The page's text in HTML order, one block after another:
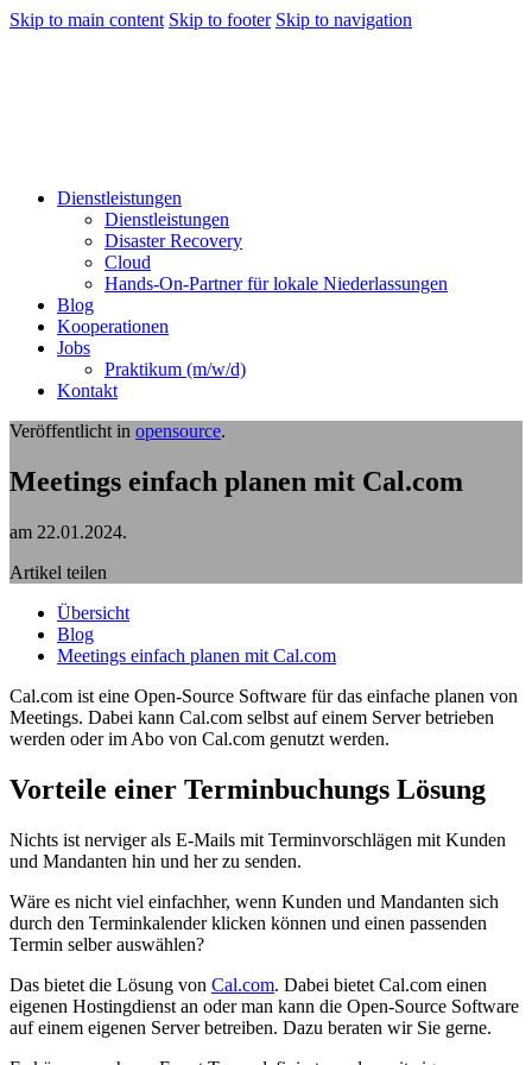
Skip to main content Skip to footer Skip to navigation
Dienstleistungen
Dienstleistungen
Disaster Recovery
Cloud
Hands-On-Partner für lokale Niederlassungen
Blog
Kooperationen
Jobs
Praktikum (m/w/d)
Kontakt
Veröffentlicht in opensource.
Meetings einfach planen mit Cal.com
am 22.01.2024.
Artikel teilen
Übersicht
Blog
Meetings einfach planen mit Cal.com
Cal.com ist eine Open-Source Software für das einfache planen von
Meetings. Dabei kann Cal.com selbst auf einem Server betrieben
werden oder im Abo von Cal.com genutzt werden.
Vorteile einer Terminbuchungs Lösung
Nichts ist nerviger als E-Mails mit Terminvorschlägen mit Kunden
und Mandanten hin und her zu senden.
Wäre es nicht viel einfachher, wenn Kunden und Mandanten sich
durch den Terminkalender klicken können und einen passenden
Termin selber auswählen?
Das bietet die Lösung von Cal.com. Dabei bietet Cal.com einen
eigenen Hostingdienst an oder man kann die Open-Source Software
auf einem eigenen Server betreiben. Dazu beraten wir Sie gerne.